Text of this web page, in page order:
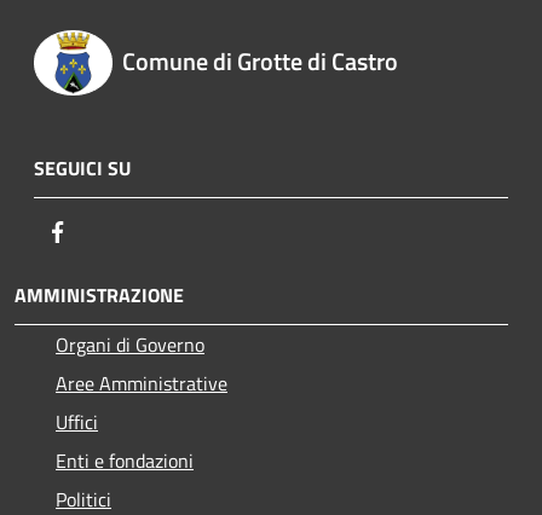
Comune di Grotte di Castro
SEGUICI SU
AMMINISTRAZIONE
Organi di Governo
Aree Amministrative
Uffici
Enti e fondazioni
Politici